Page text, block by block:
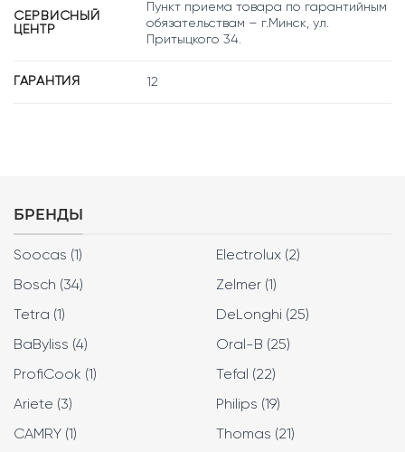
СЕРВИСНЫЙ
ЦЕНТР
Пункт приема товара по гарантийным
обязательствам – г.Минск, ул.
Притыцкого 34.
ГАРАНТИЯ 12
БРЕНДЫ
Soocas (1) Electrolux (2)
Bosch (34) Zelmer (1)
Tetra (1) DeLonghi (25)
BaByliss (4) Oral-B (25)
ProfiCook (1) Tefal (22)
Ariete (3) Philips (19)
CAMRY (1) Thomas (21)